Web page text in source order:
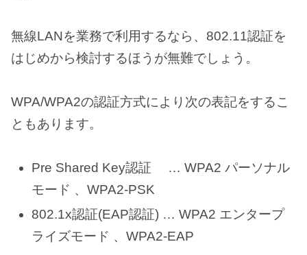
無線LANを業務で利用するなら、802.11認証を
はじめから検討するほうが無難でしょう。
WPA/WPA2の認証方式により次の表記をするこ
ともあります。
Pre Shared Key認証 … WPA2 パーソナル
モード 、WPA2-PSK
802.1x認証(EAP認証) … WPA2 エンタープ
ライズモード 、WPA2-EAP